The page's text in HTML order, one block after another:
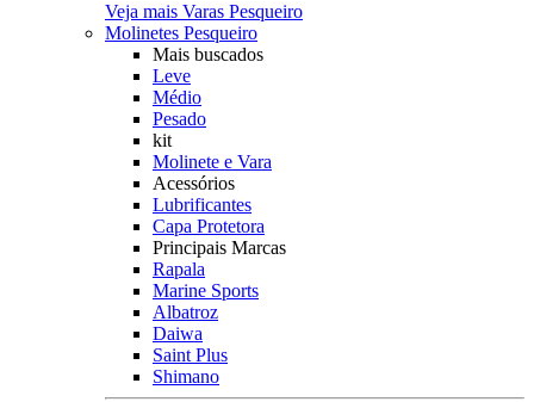
Veja mais Varas Pesqueiro
Molinetes Pesqueiro
Mais buscados
Leve
Médio
Pesado
kit
Molinete e Vara
Acessórios
Lubrificantes
Capa Protetora
Principais Marcas
Rapala
Marine Sports
Albatroz
Daiwa
Saint Plus
Shimano